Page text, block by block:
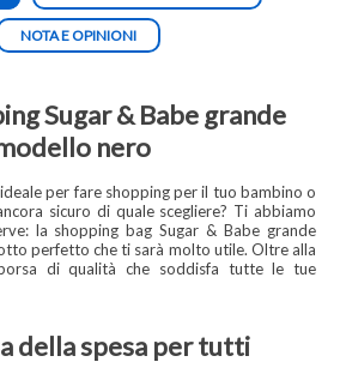
NOTA E OPINIONI
Sugar & Babe grande
nero
per fare shopping per il tuo bambino o
sicuro di quale scegliere? Ti abbiamo
la shopping bag Sugar & Babe grande
perfetto che ti sarà molto utile. Oltre alla
di qualità che soddisfa tutte le tue
della spesa per tutti